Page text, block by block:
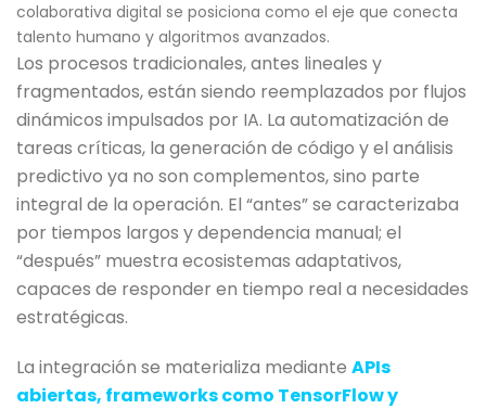
colaborativa digital se posiciona como el eje que conecta
talento humano y algoritmos avanzados.
Los procesos tradicionales, antes lineales y
fragmentados, están siendo reemplazados por flujos
dinámicos impulsados por IA. La automatización de
tareas críticas, la generación de código y el análisis
predictivo ya no son complementos, sino parte
integral de la operación. El “antes” se caracterizaba
por tiempos largos y dependencia manual; el
“después” muestra ecosistemas adaptativos,
capaces de responder en tiempo real a necesidades
estratégicas.
La integración se materializa mediante APIs
abiertas, frameworks como TensorFlow y